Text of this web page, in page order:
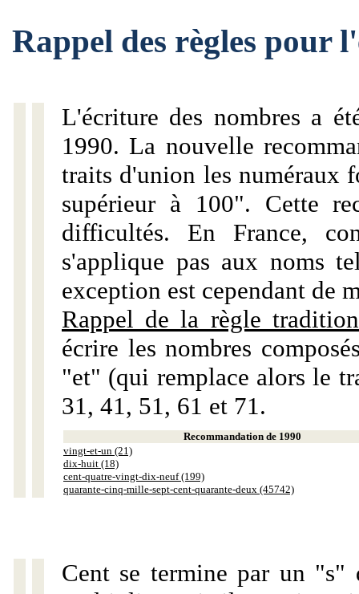
Rappel des règles pour
L'écriture des nombres a
1990. La nouvelle
traits d'union les numéraux
supérieur à 100". Cette
difficultés. En France,
s'applique pas aux noms
exception est cependant de
Rappel de la règle
écrire les nombres
"et" (qui remplace alors le
31, 41, 51, 61 et 71.
Recommandation de 1990
vingt-et-un (21)
dix-huit (18)
cent-quatre-vingt-dix-neuf (199)
quarante-cinq-mille-sept-cent-quarante-deux (45742)
Cent se termine par un "s"